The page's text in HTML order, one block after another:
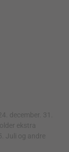
december. 31.
ekstra
Juli og andre